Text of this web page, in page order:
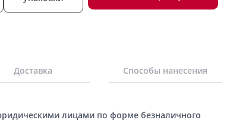
Доставка Способы нанесения
лицами по форме безналичного